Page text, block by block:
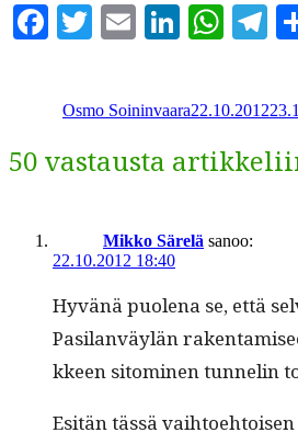
Facebook
TwitterEmail
Osmo Soininvaara22.10.2012
50 vastausta
Mikko Särelä sanoo:
22.10.2012 18:40
Hyvänä puole­na se, että
Pasi­lan­väylän
kkeen sit­o­mi­nen tun­nelin
Esitän tässä